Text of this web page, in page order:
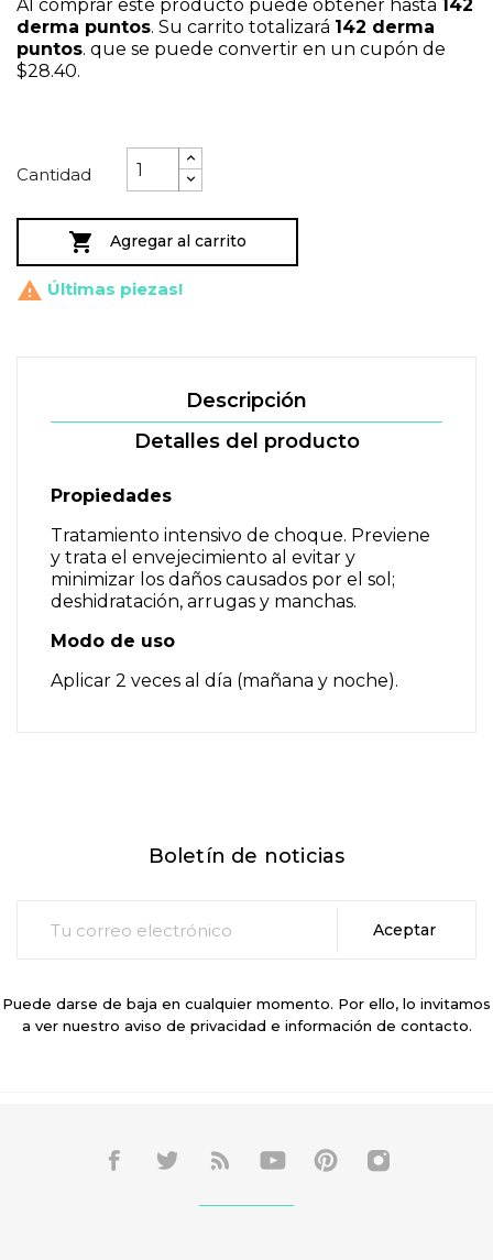
Al comprar este producto puede obtener hasta 142
derma puntos. Su carrito totalizará 142 derma
puntos. que se puede convertir en un cupón de
$28.40.
Cantidad
 Agregar al carrito
 Últimas piezas!
Descripción
Detalles del producto
Propiedades
Tratamiento intensivo de choque. Previene
y trata el envejecimiento al evitar y
minimizar los daños causados por el sol;
deshidratación, arrugas y manchas.
Modo de uso
Aplicar 2 veces al día (mañana y noche).
Boletín de noticias
Puede darse de baja en cualquier momento. Por ello, lo invitamos
a ver nuestro aviso de privacidad e información de contacto.